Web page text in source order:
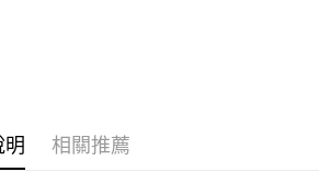
明 相關推薦